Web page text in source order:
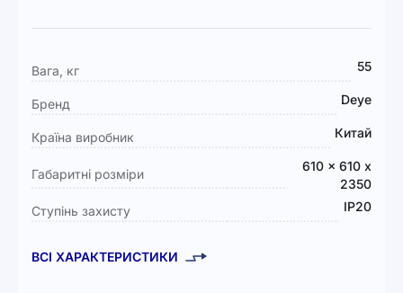
Докладніше
Вага, кг 55
Бренд Deye
Країна виробник Китай
Габаритні розміри
610 x 610 x
2350
Ступінь захисту
IP20
ВСІ ХАРАКТЕРИСТИКИ